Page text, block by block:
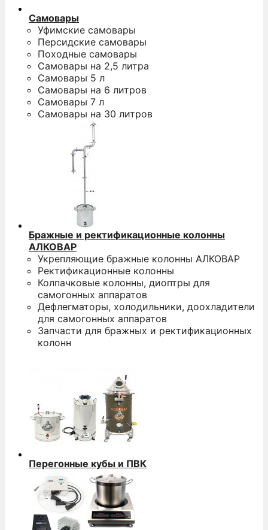
Самовары
Уфимские самовары
Персидские самовары
Походные самовары
Самовары на 2,5 литра
Самовары 5 л
Самовары на 6 литров
Самовары 7 л
Самовары на 30 литров
Бражные и ректификационные колонны
АЛКОВАР
Укрепляющие бражные колонны АЛКОВАР
Ректификационные колонны
Колпачковые колонны, диоптры для
самогонных аппаратов
Дефлегматоры, холодильники, доохладители
для самогонных аппаратов
Запчасти для бражных и ректификационных
колонн
Перегонные кубы и ПВК